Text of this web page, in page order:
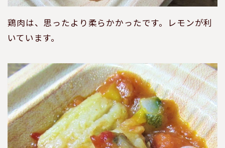
鶏肉は、思ったより柔らかかったです。レモンが利
いています。